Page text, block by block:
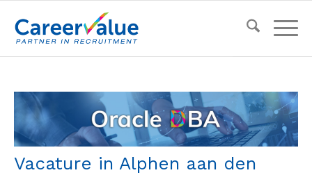
Vacature in Alphen aan den